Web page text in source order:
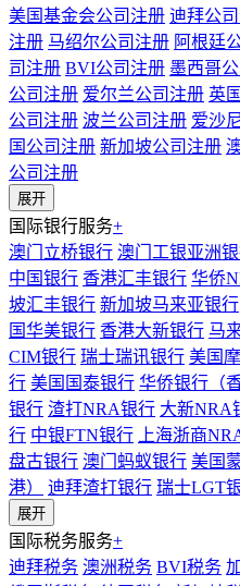
美国基金会公司注册 迪拜公
注册 马绍尔公司注册 阿根廷
司注册 BVI公司注册 墨西哥
公司注册 爱尔兰公司注册 英
公司注册 波兰公司注册 爱沙
国公司注册 新加坡公司注册
公司注册
展开
国际银行服务+
澳门立桥银行 澳门工银亚洲
中国银行 香港汇丰银行 华侨
坡汇丰银行 新加坡马来亚银行
国华美银行 香港大新银行 马
CIM银行 瑞士瑞讯银行 美国
行 美国国泰银行 华侨银行（香
银行 渣打NRA银行 大新NRA
行 中银FTN银行 上海浙商
盘古银行 澳门蚂蚁银行 美国
港）
迪拜渣打银行 瑞士LGT
展开
国际税务服务+
迪拜税务 澳洲税务 BVI税务